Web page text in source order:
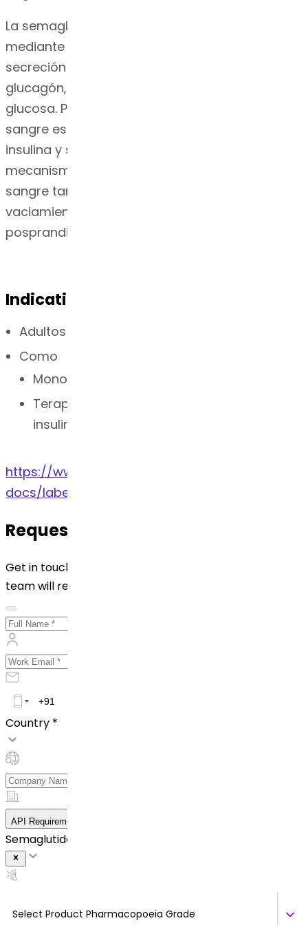
La semaglutida reduce la glucosa en sangre
mediante un mecanismo que estimula la
secreción de insulina y disminuye la de
glucagón, ambos procesos dependientes de la
glucosa. Por lo tanto, cuando la glucosa en
sangre es alta, se estimula la secreción de
insulina y se inhibe la de glucagón. El
mecanismo de reducción de la glucosa en
sangre también implica un ligero retraso en el
vaciamiento gástrico durante la fase
posprandial temprana.
Indication
Adultos con diabetes mellitus tipo 2
Como
Monoterapia
Terapia complementaria (con metformina,
insulina, inhibidores de SGLT2, etc.)
https://www.accessdata.fda.gov/drugsatfda_
docs/label/2025/209637s025lbl.pdf
Request for Quotation
Get in touch with us by filling out the form below. Our
team will reach out to you shortly!
Country *
API Requirement Details
Semaglutide
Select Product Pharmacopoeia Grade